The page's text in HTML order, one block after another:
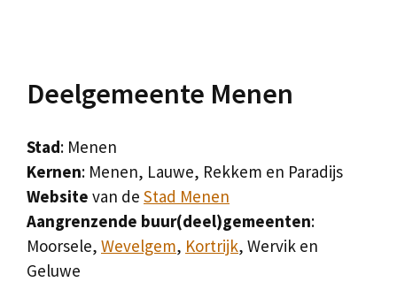
Deelgemeente Menen
Stad: Menen
Kernen: Menen, Lauwe, Rekkem en Paradijs
Website van de Stad Menen
Aangrenzende buur(deel)gemeenten:
Moorsele, Wevelgem, Kortrijk, Wervik en
Geluwe